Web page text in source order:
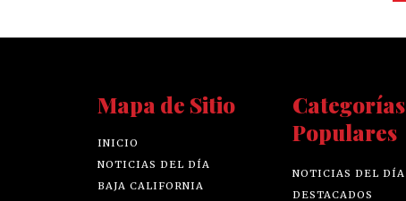
Mapa de Sitio
INICIO
NOTICIAS DEL DÍA
BAJA CALIFORNIA
Categorías
Populares
NOTICIAS DEL DÍA
DESTACADOS